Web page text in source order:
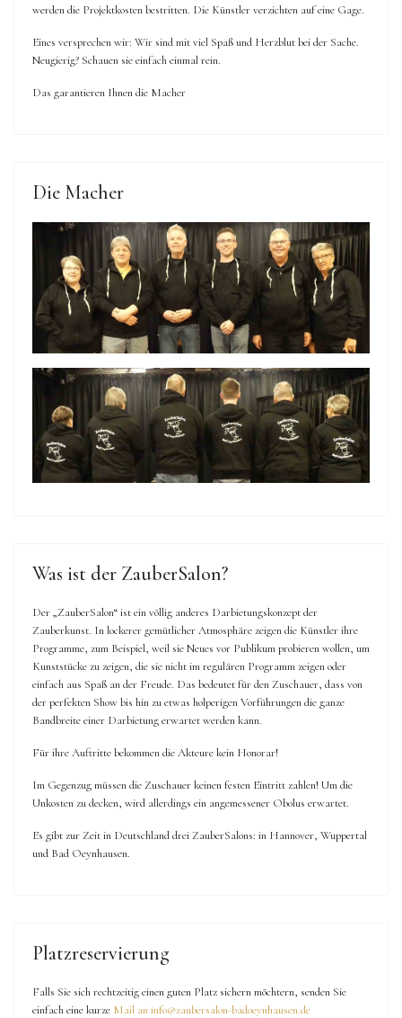
werden die Projektkosten bestritten. Die Künstler verzichten auf eine Gage.
Eines versprechen wir: Wir sind mit viel Spaß und Herzblut bei der Sache.
Neugierig? Schauen sie einfach einmal rein.
Das garantieren Ihnen die Macher
Die Macher
Was ist der ZauberSalon?
Der „ZauberSalon“ ist ein völlig anderes Darbietungskonzept der
Zauberkunst. In lockerer gemütlicher Atmosphäre zeigen die Künstler ihre
Programme, zum Beispiel, weil sie Neues vor Publikum probieren wollen, um
Kunststücke zu zeigen, die sie nicht im regulären Programm zeigen oder
einfach aus Spaß an der Freude. Das bedeutet für den Zuschauer, dass von
der perfekten Show bis hin zu etwas holperigen Vorführungen die ganze
Bandbreite einer Darbietung erwartet werden kann.
Für ihre Auftritte bekommen die Akteure kein Honorar!
Im Gegenzug müssen die Zuschauer keinen festen Eintritt zahlen! Um die
Unkosten zu decken, wird allerdings ein angemessener Obolus erwartet.
Es gibt zur Zeit in Deutschland drei ZauberSalons: in Hannover, Wuppertal
und Bad Oeynhausen.
Platzreservierung
Falls Sie sich rechtzeitig einen guten Platz sichern möchtern, senden Sie
einfach eine kurze Mail an info@zaubersalon-badoeynhausen.de